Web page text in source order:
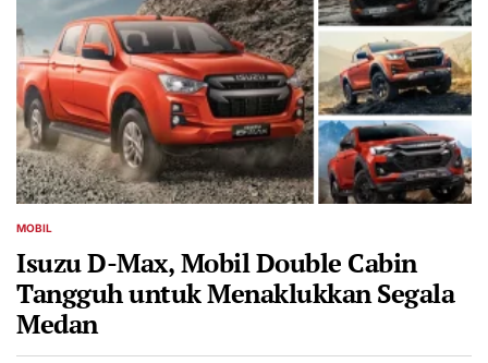
POSTED
MOBIL
Isuzu D-Max, Mobil Double Cabin
Tangguh untuk Menaklukkan Segala
Medan